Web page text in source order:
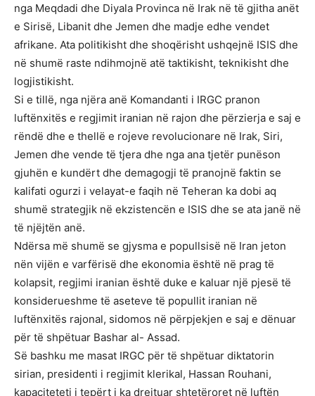
nga Meqdadi dhe Diyala Provinca në Irak në të gjitha anët
e Sirisë, Libanit dhe Jemen dhe madje edhe vendet
afrikane. Ata politikisht dhe shoqërisht ushqejnë ISIS dhe
në shumë raste ndihmojnë atë taktikisht, teknikisht dhe
logjistikisht.
Si e tillë, nga njëra anë Komandanti i IRGC pranon
luftënxitës e regjimit iranian në rajon dhe përzierja e saj e
rëndë dhe e thellë e rojeve revolucionare në Irak, Siri,
Jemen dhe vende të tjera dhe nga ana tjetër punëson
gjuhën e kundërt dhe demagogji të pranojnë faktin se
kalifati ogurzi i velayat-e faqih në Teheran ka dobi aq
shumë strategjik në ekzistencën e ISIS dhe se ata janë në
të njëjtën anë.
Ndërsa më shumë se gjysma e popullsisë në Iran jeton
nën vijën e varfërisë dhe ekonomia është në prag të
kolapsit, regjimi iranian është duke e kaluar një pjesë të
konsiderueshme të aseteve të popullit iranian në
luftënxitës rajonal, sidomos në përpjekjen e saj e dënuar
për të shpëtuar Bashar al- Assad.
Së bashku me masat IRGC për të shpëtuar diktatorin
sirian, presidenti i regjimit klerikal, Hassan Rouhani,
kapaciteteti i tepërt i ka drejtuar shtetëroret në luftën